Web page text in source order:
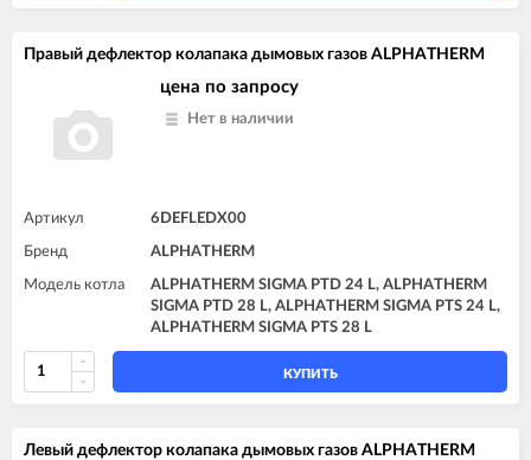
Правый дефлектор колапака дымовых газов ALPHATHERM
цена по запросу
Нет в наличии
Артикул 6DEFLEDX00
Бренд ALPHATHERM
Модель котла
ALPHATHERM SIGMA PTD 24 L, ALPHATHERM
SIGMA PTD 28 L, ALPHATHERM SIGMA PTS 24 L,
ALPHATHERM SIGMA PTS 28 L
КУПИТЬ
Левый дефлектор колапака дымовых газов ALPHATHERM